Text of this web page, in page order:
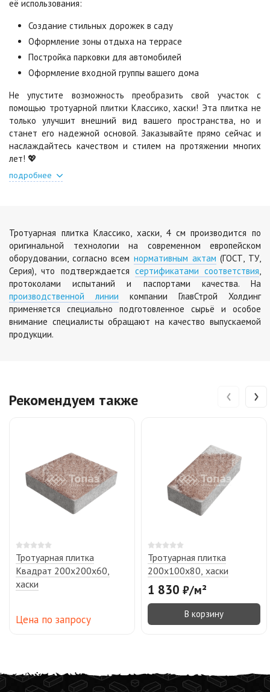
Цена по запросу
Шафран
Цена по запросу
Янтарь
Яшма
Цена по запросу
её использования:
Создание стильных дорожек в саду
Оформление зоны отдыха на террасе
Постройка парковки для автомобилей
Оформление входной группы вашего дома
Не упустите возможность преобразить свой участок с
помощью тротуарной плитки Классико, хаски! Эта плитка не
только улучшит внешний вид вашего пространства, но и
станет его надежной основой. Заказывайте прямо сейчас и
наслаждайтесь качеством и стилем на протяжении многих
лет! 💖
подробнее
Тротуарная плитка Классико, хаски, 4 см производится по
оригинальной технологии на современном европейском
оборудовании, согласно всем нормативным актам (ГОСТ, ТУ,
Серия), что подтверждается сертификатами соответствия
протоколами испытаний и паспортами качества. На
производственной линии компании ГлавСтрой Холдинг
применяется специально подготовленное сырьё и особое
внимание специалисты обращают на качество выпускаемой
продукции.
Рекомендуем также
Тротуарная плитка
Квадрат 200х200х60,
хаски
Цена по запросу
Тротуарная плитка
200х100х80, хаски
1 830 ₽/м²
В корзину
‹ ›